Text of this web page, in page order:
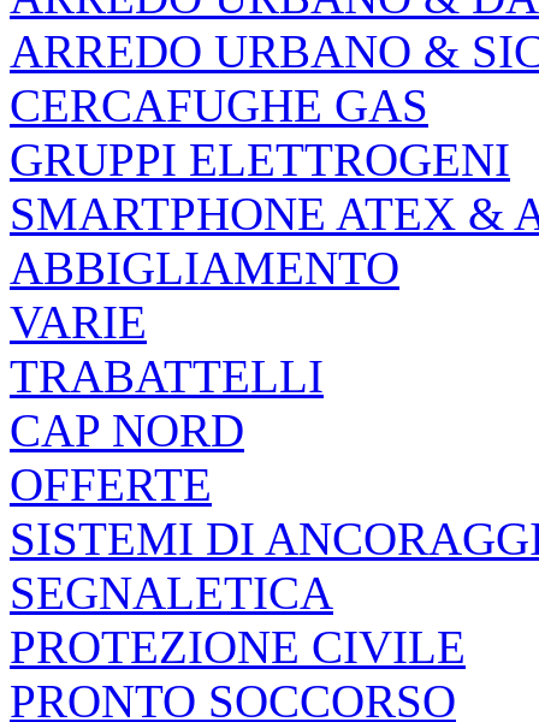
ARREDO URBANO &
CERCAFUGHE GAS
GRUPPI ELETTROGENI
SMARTPHONE ATEX &
ABBIGLIAMENTO
VARIE
TRABATTELLI
CAP NORD
OFFERTE
SISTEMI DI
SEGNALETICA
PROTEZIONE CIVILE
PRONTO SOCCORSO